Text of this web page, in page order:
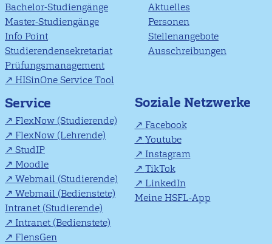
Bachelor-Studiengänge
Master-Studiengänge
Info Point
Studierendensekretariat
Prüfungsmanagement
HISinOne Service Tool
Aktuelles
Personen
Stellenangebote
Ausschreibungen
Service
FlexNow (Studierende)
FlexNow (Lehrende)
StudIP
Moodle
Webmail (Studierende)
Webmail (Bedienstete)
Intranet (Studierende)
Intranet (Bedienstete)
FlensGen
Soziale Netzwerke
Facebook
Youtube
Instagram
TikTok
LinkedIn
Meine HSFL-App